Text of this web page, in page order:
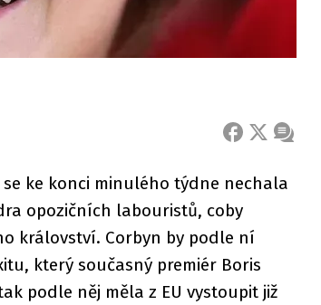
FACEBOOK
X ZPRÁVA
ke konci minulého týdne nechala
opozičních labouristů, coby
království. Corbyn by podle ní
který současný premiér Boris
podle něj měla z EU vystoupit již